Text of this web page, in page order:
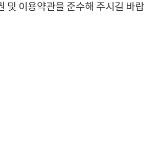
및 이용약관을 준수해 주시길 바랍